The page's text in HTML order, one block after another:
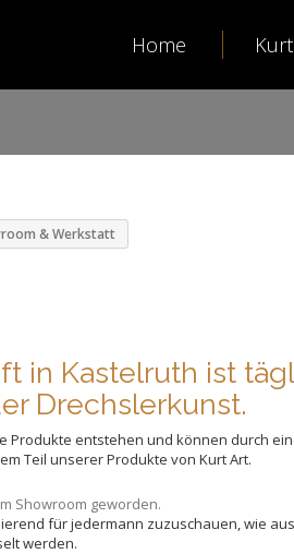
Home
& Werkstatt
in Kastelruth ist
Drechslerkunst.
Produkte entstehen und können durch
Teil unserer Produkte von Kurt Art.
Showroom geworden.
für jedermann zuzuschauen, wie
werden.